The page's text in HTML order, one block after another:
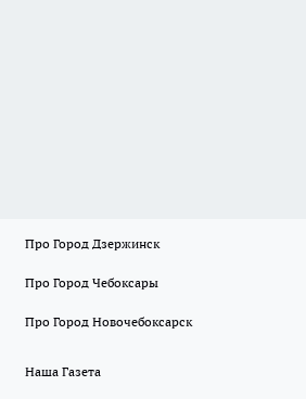
Про Город Дзержинск
Про Город Чебоксары
Про Город Новочебоксарск
Наша Газета